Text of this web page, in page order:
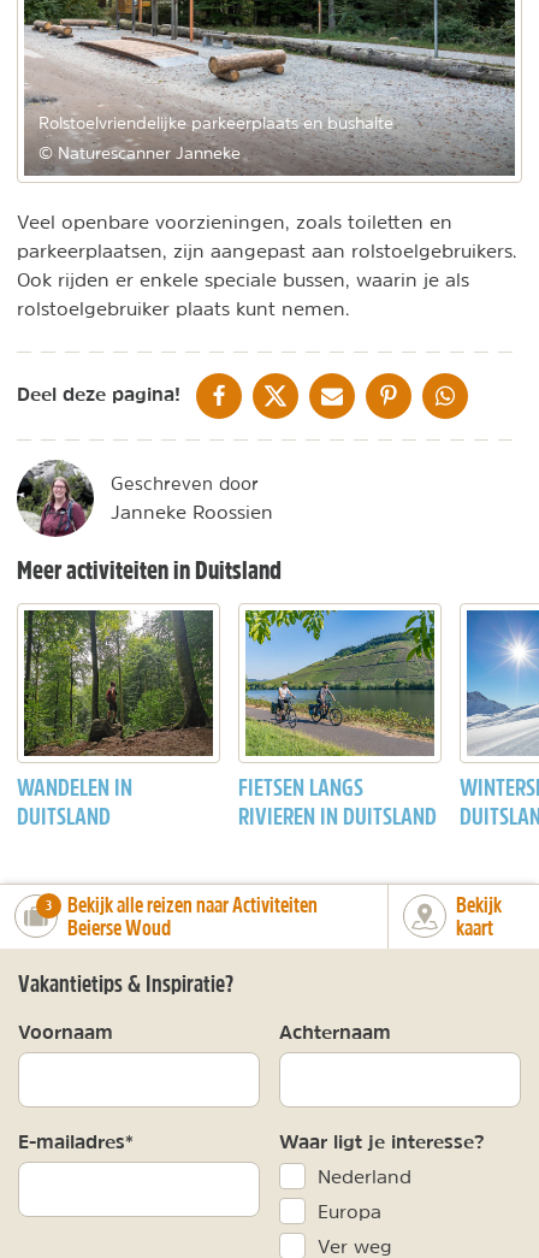
Rolstoelvriendelijke parkeerplaats en bushalte
© Naturescanner Janneke
Veel openbare voorzieningen, zoals toiletten en
parkeerplaatsen, zijn aangepast aan rolstoelgebruikers.
Ook rijden er enkele speciale bussen, waarin je als
rolstoelgebruiker plaats kunt nemen.
Deel deze pagina! DELEN OP FACEBOOK
DELEN OP XDELEN VIA DE MAIL
DELEN OP PINTEREST
DELEN OP
Geschreven door
Janneke Roossien
Meer activiteiten in Duitsland
WANDELEN IN
DUITSLAND
FIETSEN LANGS
RIVIEREN IN DUITSLAND
number_of_trips:
3
Bekijk alle reizen naar Activiteiten
Beierse Woud
Bekijk
kaart
Vakantietips & Inspiratie?
Voornaam Achternaam
E-mailadres* Waar ligt je interesse?
Nederland
Europa
Ver weg